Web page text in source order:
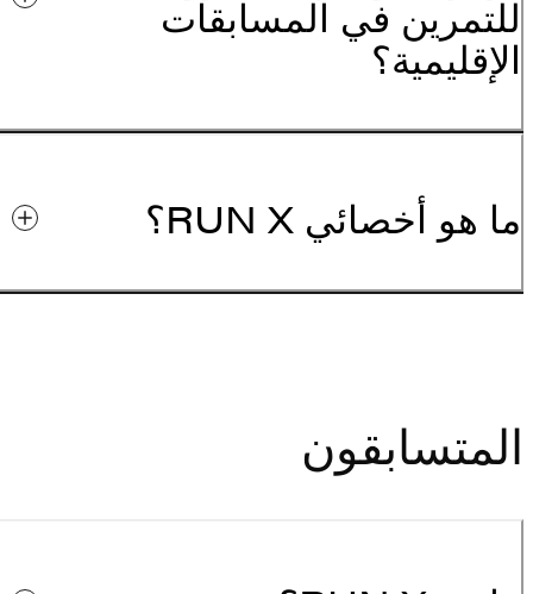
للتمرين في المسابقات
الإقليمية؟
ما هو أخصائي RUN X؟
المتسابقون